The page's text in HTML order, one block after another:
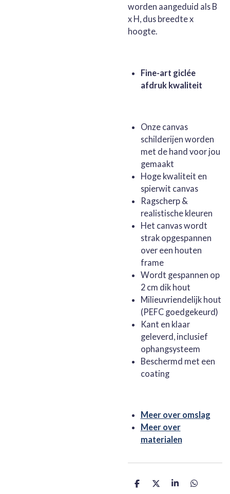
worden aangeduid als B
x H, dus breedte x
hoogte.
Fine-art giclée
afdruk kwaliteit
Onze canvas
schilderijen worden
met de hand voor jou
gemaakt
Hoge kwaliteit en
spierwit canvas
Ragscherp &
realistische kleuren
Het canvas wordt
strak opgespannen
over een houten
frame
Wordt gespannen op
2 cm dik hout
Milieuvriendelijk hout
(PEFC goedgekeurd)
Kant en klaar
geleverd, inclusief
ophangsysteem
Beschermd met een
coating
Meer over omslag
Meer over
materialen
D
D
S
D